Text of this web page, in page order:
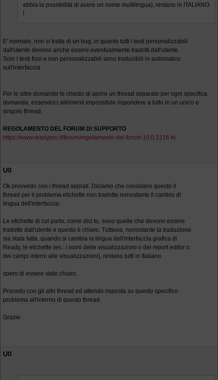
abbia la possibilità di avere un nome multilingua), restano in ITALIANO
!
E' normale, non si tratta di un bug, in quanto tutti i testi personalizzabili
dall'utente devono anche essere eventualmente tradotti dall'utente.
Solo i testi fissi e non personalizzabili sono traducibili in automatico
sull'interfaccia
Per le altre domande le chiedo di aprire un thread separato per ogni specifica
domanda, essendoci altrimenti impossibile rispondere a tutto in un unico e
singolo thread.
REGOLAMENTO DEL FORUM DI SUPPORTO
https://www.readypro.it/forum/regolamento-del-forum.10.0.1216.fo
U0
Ok provvedo con i thread seprati. Diciamo che considero questo il
thread per il problema etichette non tradotte nonostante il cambio di
lingua dell'interfaccia.
Le etichette di cui parlo, come dici tu, sono quelle che devono essere
tradotte dall'utente e questo è chiaro. Tuttavia, nonostante la traduzione
sia stata fatta, quando si cambia la lingua dell'interfaccia grafica di
Ready, le etichette (es.: i nomi delle visualizzazioni o dei report editor o
dei campi interni alle visualizzazioni), restano tutti in Italiano.
spero di essere stato chiaro.
Procedo con gli altri thread ed attendo risposta su questo specifico
problema all'interno di questo thread.
Grazie
U0